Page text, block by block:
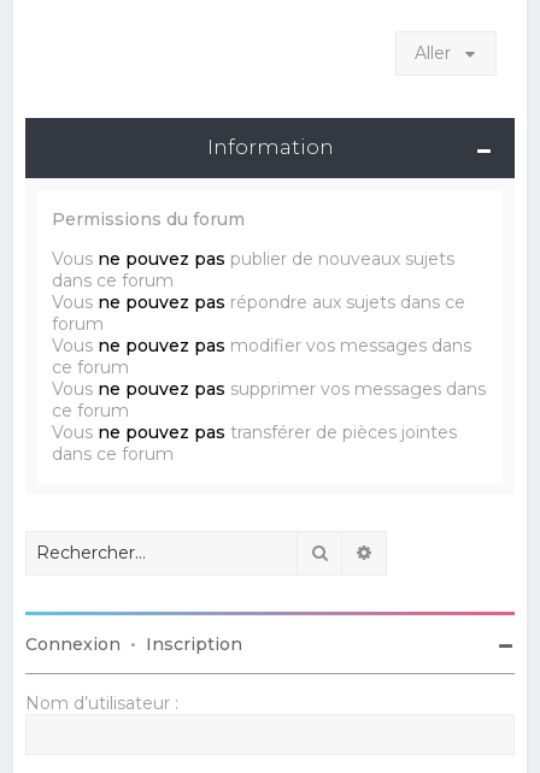
Aller
Information
Permissions du forum
Vous ne pouvez pas publier de nouveaux sujets
dans ce forum
Vous ne pouvez pas répondre aux sujets dans ce
forum
Vous ne pouvez pas modifier vos messages dans
ce forum
Vous ne pouvez pas supprimer vos messages dans
ce forum
Vous ne pouvez pas transférer de pièces jointes
dans ce forum
Rechercher
Connexion • Inscription
Nom d’utilisateur :